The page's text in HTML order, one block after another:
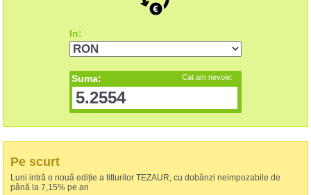
In:
Suma: Cat am nevoie:
Pe scurt
Luni intră o nouă ediție a titlurilor TEZAUR, cu dobânzi neimpozabile de
până la 7,15% pe an